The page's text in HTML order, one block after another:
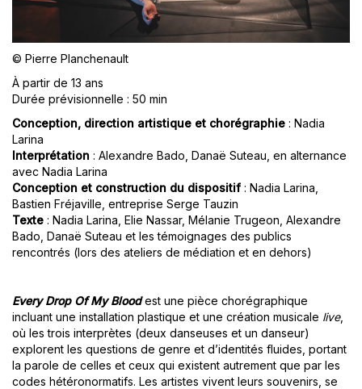
© Pierre Planchenault
À partir de 13 ans
Durée prévisionnelle : 50 min
Conception, direction artistique et chorégraphie : Nadia
Larina
Interprétation : Alexandre Bado, Danaë Suteau, en alternance
avec Nadia Larina
Conception et construction du dispositif : Nadia Larina,
Bastien Fréjaville, entreprise Serge Tauzin
Texte : Nadia Larina, Elie Nassar, Mélanie Trugeon, Alexandre
Bado, Danaë Suteau et les témoignages des publics
rencontrés (lors des ateliers de médiation et en dehors)
Every Drop Of My Bloodest une pièce chorégraphique
incluant une installation plastique et une création musicale live,
où les trois interprètes (deux danseuses et un danseur)
explorent les questions de genre et d’identités fluides, portant
la parole de celles et ceux qui existent autrement que par les
codes hétéronormatifs. Les artistes vivent leurs souvenirs, se